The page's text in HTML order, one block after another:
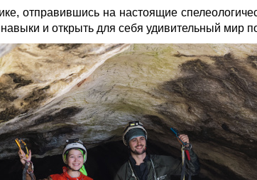
отправившись на настоящие
и открыть для себя удивительный мир